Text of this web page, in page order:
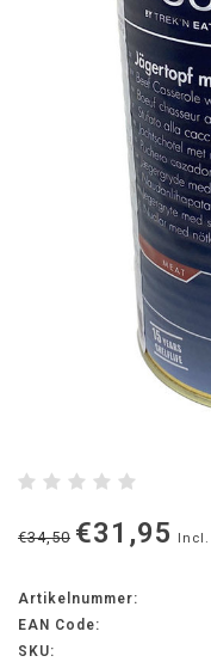
€34,50 €31,95
Artikelnummer:
EAN Code:
SKU: